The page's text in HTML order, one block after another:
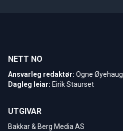
NETT NO
Ansvarleg redaktør: Ogne Øyehaug
Dagleg leiar: Eirik Staurset
UTGIVAR
Bakkar & Berg Media AS